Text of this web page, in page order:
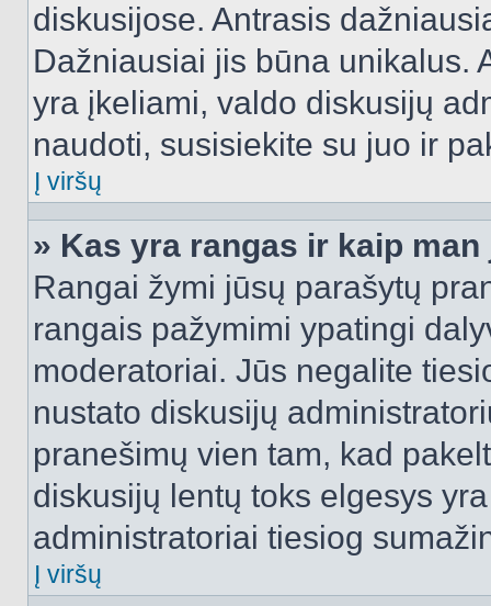
diskusijose. Antrasis
Dažniausiai jis būna unikalus.
yra įkeliami, valdo diskusijų
naudoti, susisiekite su juo ir
Į viršų
» Kas yra rangas ir kaip
Rangai žymi jūsų parašytų
rangais pažymimi ypatingi
moderatoriai. Jūs negalite
nustato diskusijų
pranešimų vien tam, kad
diskusijų lentų toks elgesys
administratoriai tiesiog
Į viršų